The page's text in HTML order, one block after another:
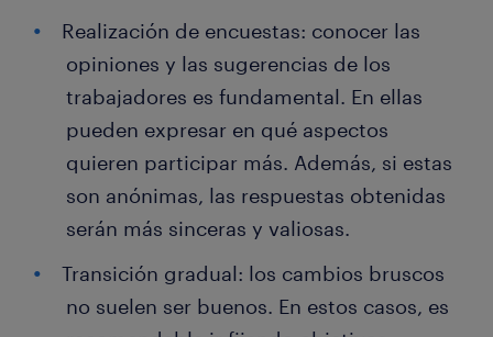
Realización de encuestas: conocer las
opiniones y las sugerencias de los
trabajadores es fundamental. En ellas
pueden expresar en qué aspectos
quieren participar más. Además, si estas
son anónimas, las respuestas obtenidas
serán más sinceras y valiosas.
Transición gradual: los cambios bruscos
no suelen ser buenos. En estos casos, es